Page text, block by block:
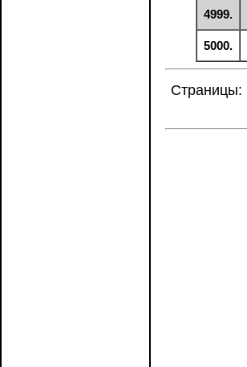
4999.
5000.